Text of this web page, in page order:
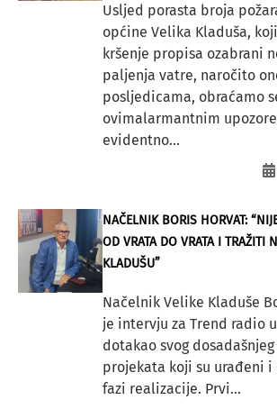
Usljed porasta broja
općine Velika Kladuša,
kršenje propisa ozabrani
paljenja vatre, naročito
posljedicama, obraćamo
ovimalarmantnim
evidentno...
NAČELNIK BORIS HORVAT:
OD VRATA DO VRATA I TRAŽITI
KLADUŠU”
Načelnik Velike Kladuše
je intervju za Trend radio
dotakao svog
projekata koji su urađeni i
fazi realizacije. Prvi...